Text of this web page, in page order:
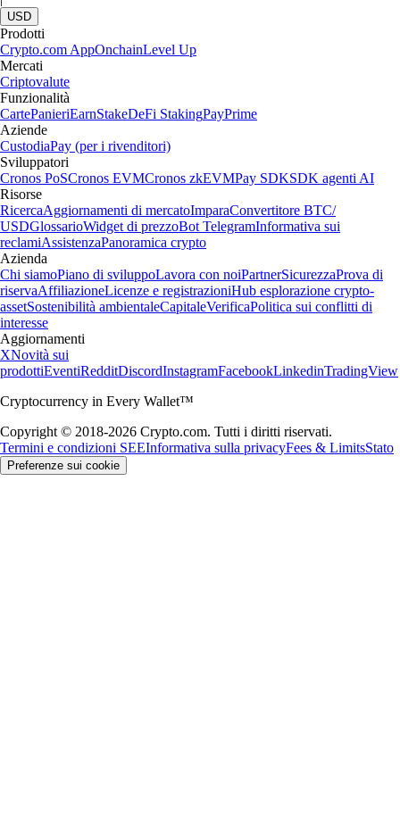
USD
Prodotti
Crypto.com AppOnchainLevel Up
Mercati
Criptovalute
Funzionalità
CartePanieriEarnStakeDeFi StakingPayPrime
Aziende
CustodiaPay (per i rivenditori)
Sviluppatori
Cronos PoSCronos EVMCronos zkEVMPay SDKSDK agenti AI
Risorse
RicercaAggiornamenti di mercatoImparaConvertitore BTC/
USDGlossarioWidget di prezzoBot TelegramInformativa sui
reclamiAssistenzaPanoramica crypto
Azienda
Chi siamoPiano di sviluppoLavora con noiPartnerSicurezzaProva di
riservaAffiliazioneLicenze e registrazioniHub esplorazione crypto-
assetSostenibilità ambientaleCapitaleVerificaPolitica sui conflitti di
interesse
Aggiornamenti
XNovità sui
prodottiEventiRedditDiscordInstagramFacebookLinkedinTradingView
Cryptocurrency in Every Wallet™
Copyright © 2018-2026 Crypto.com. Tutti i diritti riservati.
Termini e condizioni SEEInformativa sulla privacyFees & LimitsStato
Preferenze sui cookie